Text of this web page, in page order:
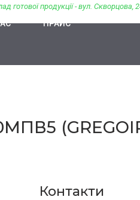
готової продукції - вул. Скворцова,
ПРАЙС
Контакти